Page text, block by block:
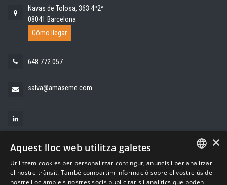
Navas de Tolosa, 363 4º2ª
08041 Barcelona
Cómo llegar
648 772 057
salva@amaseme.com
SPANISH
×
Aquest lloc web utilitza galetes
Utilitzem cookies per personalitzar contingut, anuncis i per analitzar
el nostre trànsit. També compartim informació sobre el vostre ús del
nostre lloc amb els nostres socis publicitaris i analítics que poden